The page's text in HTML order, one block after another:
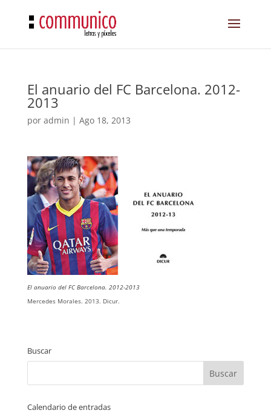
El anuario del FC Barcelona. 2012-
2013
por admin | Ago 18, 2013
El anuario del FC Barcelona. 2012-2013
Mercedes Morales. 2013. Dicur.
Buscar
Calendario de entradas